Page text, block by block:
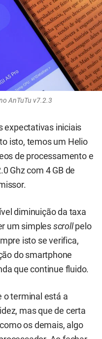
AnTuTu v7.2.3
expectativas iniciais
isto, temos um Helio
de processamento e
Ghz com 4 GB de
diminuição da taxa
um simples scrollpelo
isto se verifica,
do smartphone
que continue fluido.
o terminal está a
mas que de certa
os demais, algo